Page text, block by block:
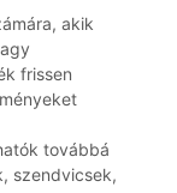
akik
frissen
továbbá
szendvicsek,